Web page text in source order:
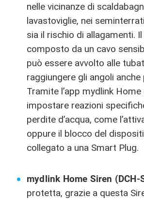
nelle vicinanze di
lavastoviglie, nei
sia il rischio di allagamenti.
composto da un cavo
può essere avvolto alle
raggiungere gli angoli
Tramite l’app mydlink
impostare reazioni
perdite d’acqua, come
oppure il blocco del
collegato a una Smart Plug.
mydlink Home Siren (DCH-
protetta, grazie a questa